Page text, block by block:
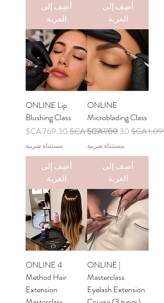
أضِف إلى
العربة
أضِف إلى
العربة
ONLINE
Microblading Class
عادي
سعر البيع
مستثناة ضريبة
أضِف إلى
العربة
ONLINE Lip
Blushing Class
سعر عادي
سعر البيع
مستثناة ضريبة
أضِف إلى
العربة
ONLINE |
Masterclass
Eyelash Extension
ONLINE 4
Method Hair
Extension